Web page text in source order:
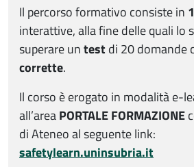
Il percorso formativo consiste in
interattive, alla fine delle quali lo
superare untestdi 20 domande
corrette.
Il corso è erogato in modalità e-
all’areaPORTALE FORMAZIONE
di Ateneo al seguente link:
safetylearn.uninsubria.it